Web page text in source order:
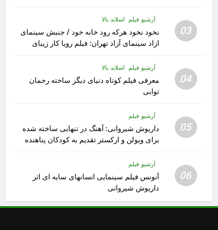
03
آرشیو فیلم اسلاید بالا
نخود نخود هرکه رود خانه خود / جنبش سینمای
ازاد سینمای آزاد تهران: فیلم رویا کار زیبای
04
آرشیو فیلم اسلاید بالا
معرفی فیلم کوتاه دنیای دیگر ساخته رحمان
توابی
05
آرشیو فیلم
داریوش شیروانی: آهنگ در تنهایی ساخته شده
برای ویولن و ارکستر تقدیم به کودکان پناهنده
06
آرشیو فیلم
آنونس فیلم سینمایی انسانهای سایه ای اثر
داریوش شیروانی